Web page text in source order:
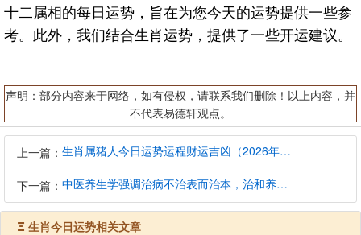
十二属相的每日运势，旨在为您今天的运势提供一些参
考。此外，我们结合生肖运势，提供了一些开运建议。
声明：部分内容来于网络，如有侵权，请联系我们删除！以上内容，并
不代表易德轩观点。
上一篇： 生肖属猪人今日运势运程财运吉凶（2026年8月9日）详解查询
下一篇： 中医养生学强调治病不治表而治本，治和养兼顾是有必要的
Ξ 生肖今日运势相关文章